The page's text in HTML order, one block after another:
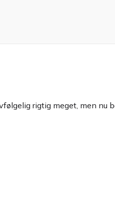
rigtig meget, men nu